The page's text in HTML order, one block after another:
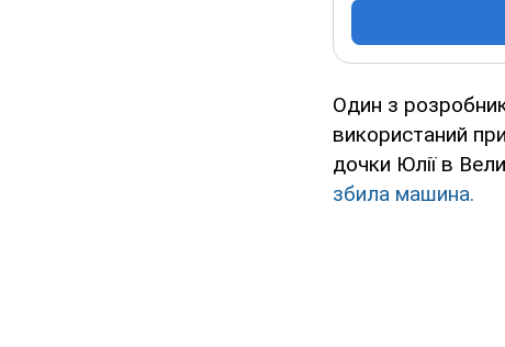
Один з
використаний
дочки Юлії в
збила машина.